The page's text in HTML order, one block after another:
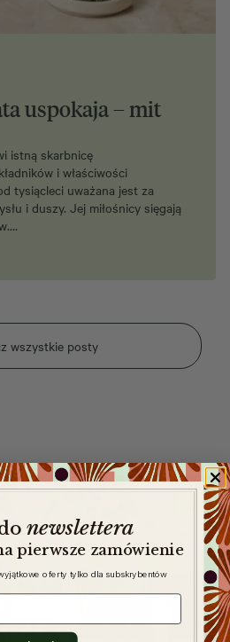
wszystkie posty
uspokaja – mit
istną skarbnicę
i właściwości
tysiącleci uważana jest za
i duszy. Jej miłośnicy sięgają
newslettera
pierwsze zamówienie
oferty tylko dla subskrybentów